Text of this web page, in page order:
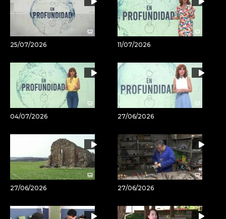
25/07/2026 11/07/2026
04/07/2026 27/06/2026
27/06/2026 27/06/2026